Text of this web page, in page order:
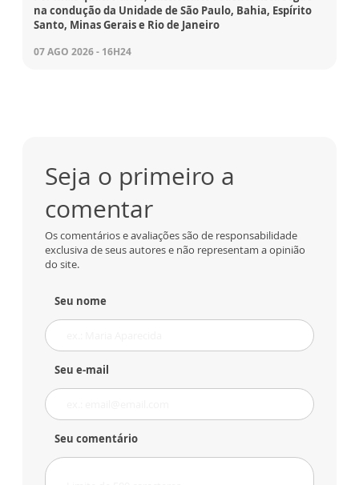
na condução da Unidade de São Paulo, Bahia, Espírito
Santo, Minas Gerais e Rio de Janeiro
07 AGO 2026 - 16H24
Seja o primeiro a
comentar
Os comentários e avaliações são de responsabilidade
exclusiva de seus autores e não representam a opinião
do site.
Seu nome
Seu e-mail
Seu comentário